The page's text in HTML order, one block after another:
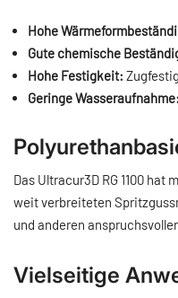
Hohe
Gute chemische
Hohe Festigkeit:
Geringe Wasseraufnahme:
Das Ultracur3D RG 1100
weit verbreiteten
und anderen
Vielseitige